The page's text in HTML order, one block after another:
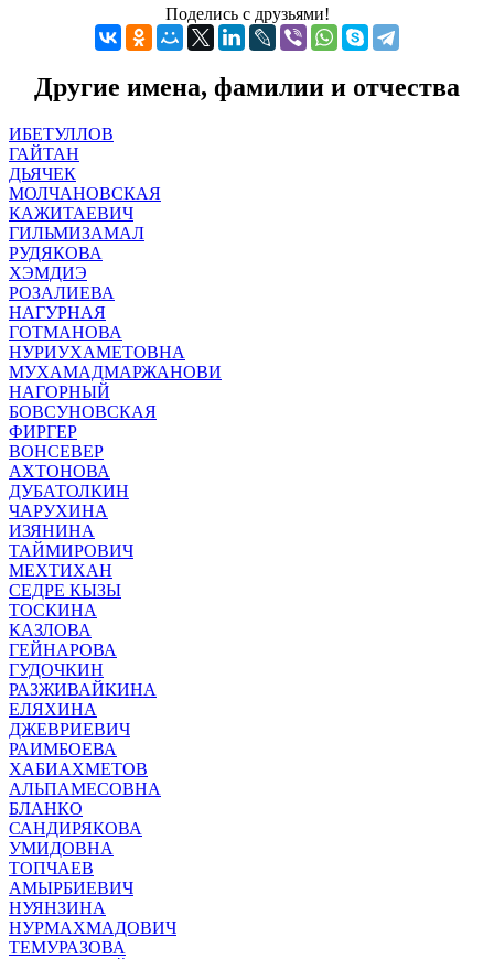
Поделись с друзьями!
Другие имена, фамилии и отчества
ИБЕТУЛЛОВ
ГАЙТАН
ДЬЯЧЕК
МОЛЧАНОВСКАЯ
КАЖИТАЕВИЧ
ГИЛЬМИЗАМАЛ
РУДЯКОВА
ХЭМДИЭ
РОЗАЛИЕВА
НАГУРНАЯ
ГОТМАНОВА
НУРИУХАМЕТОВНА
МУХАМАДМАРЖАНОВИ
НАГОРНЫЙ
БОВСУНОВСКАЯ
ФИРГЕР
ВОНСЕВЕР
АХТОНОВА
ДУБАТОЛКИН
ЧАРУХИНА
ИЗЯНИНА
ТАЙМИРОВИЧ
МЕХТИХАН
СЕДРЕ КЫЗЫ
ТОСКИНА
КАЗЛОВА
ГЕЙНАРОВА
ГУДОЧКИН
РАЗЖИВАЙКИНА
ЕЛЯХИНА
ДЖЕВРИЕВИЧ
РАИМБОЕВА
ХАБИАХМЕТОВ
АЛЬПАМЕСОВНА
БЛАНКО
САНДИРЯКОВА
УМИДОВНА
ТОПЧАЕВ
АМЫРБИЕВИЧ
НУЯНЗИНА
НУРМАХМАДОВИЧ
ТЕМУРАЗОВА